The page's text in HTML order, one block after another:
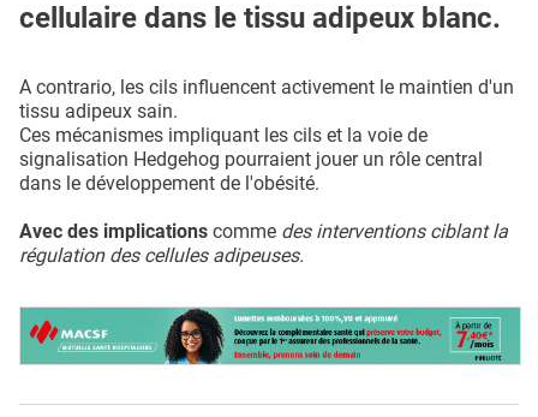
cellulaire dans le tissu adipeux blanc.
A contrario, les cils influencent activement le maintien d'un
tissu adipeux sain.
Ces mécanismes impliquant les cils et la voie de
signalisation Hedgehog pourraient jouer un rôle central
dans le développement de l'obésité.
Avec des implications comme des interventions ciblant la
régulation des cellules adipeuses.